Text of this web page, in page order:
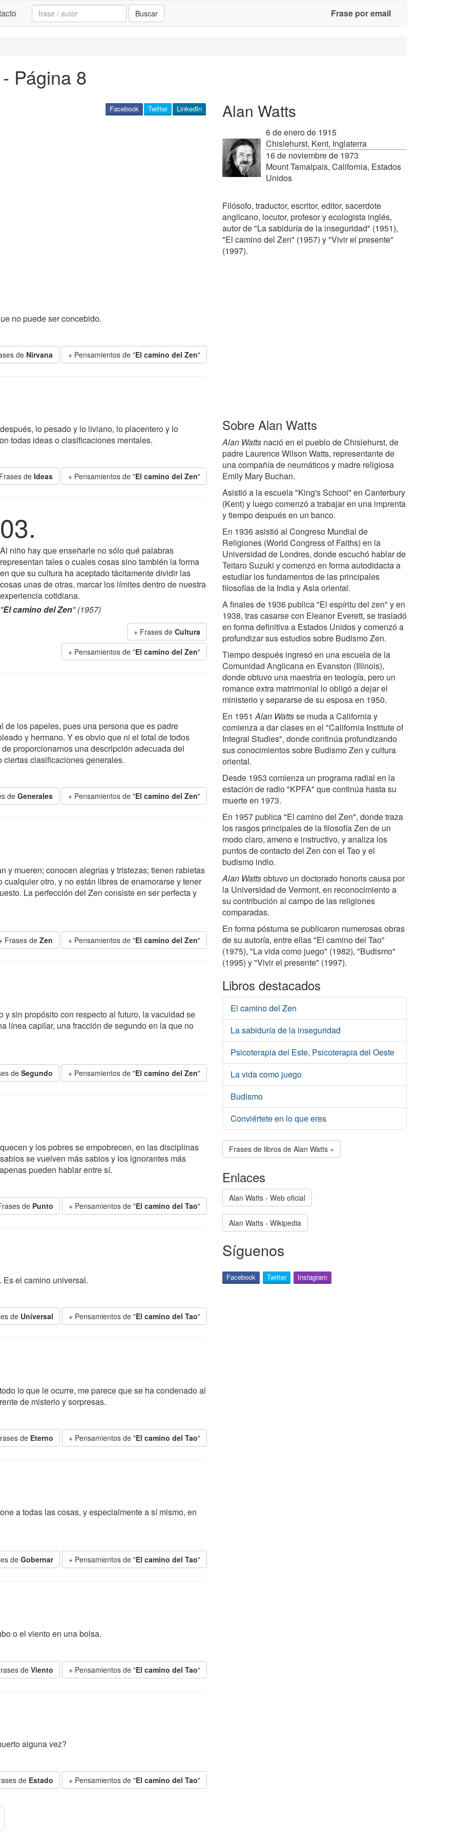
Search: Buscar Frase por email
Página 8
LinkedIn
Twitter
Facebook
no puede ser concebido.
de Nirvana + Pensamientos de "El camino del Zen"
lo pesado y lo liviano, lo placentero y lo
todas ideas o clasificaciones mentales.
de Ideas + Pensamientos de "El camino del Zen"
03.
Al niño hay que enseñarle no sólo qué palabras
representan tales o cuales cosas sino también la forma
en que su cultura ha aceptado tácitamente dividir las
cosas unas de otras, marcar los límites dentro de nuestra
experiencia cotidiana.
"El camino del Zen" (1957)
+ Frases de Cultura
+ Pensamientos de "El camino del Zen"
de los papeles, pues una persona que es padre
y hermano. Y es obvio que ni el total de todos
proporcionarnos una descripción adecuada del
clasificaciones generales.
de Generales + Pensamientos de "El camino del Zen"
y mueren; conocen alegrías y tristezas; tienen rabietas
otro, y no están libres de enamorarse y tener
La perfección del Zen consiste en ser perfecta y
Frases de Zen + Pensamientos de "El camino del Zen"
sin propósito con respecto al futuro, la vacuidad se
línea capilar, una fracción de segundo en la que no
de Segundo + Pensamientos de "El camino del Zen"
y los pobres se empobrecen, en las disciplinas
se vuelven más sabios y los ignorantes más
pueden hablar entre sí.
de Punto + Pensamientos de "El camino del Tao"
Es el camino universal.
de Universal + Pensamientos de "El camino del Tao"
lo que le ocurre, me parece que se ha condenado al
de misterio y sorpresas.
de Eterno + Pensamientos de "El camino del Tao"
a todas las cosas, y especialmente a sí mismo, en
de Gobernar + Pensamientos de "El camino del Tao"
o el viento en una bolsa.
de Viento + Pensamientos de "El camino del Tao"
alguna vez?
de Estado + Pensamientos de "El camino del Tao"
Alan Watts
6 de enero de 1915
Chislehurst, Kent, Inglaterra
16 de noviembre de 1973
Mount Tamalpais, California, Estados
Unidos
Filósofo, traductor, escritor, editor, sacerdote
anglicano, locutor, profesor y ecologista inglés,
autor de "La sabiduría de la inseguridad" (1951),
"El camino del Zen" (1957) y "Vivir el presente"
(1997).
Sobre Alan Watts
Alan Watts nació en el pueblo de Chislehurst, de
padre Laurence Wilson Watts, representante de
una compañía de neumáticos y madre religiosa
Emily Mary Buchan.
Asistió a la escuela "King's School" en Canterbury
(Kent) y luego comenzó a trabajar en una imprenta
y tiempo después en un banco.
En 1936 asistió al Congreso Mundial de
Religiones (World Congress of Faiths) en la
Universidad de Londres, donde escuchó hablar de
Teitaro Suzuki y comenzó en forma autodidacta a
estudiar los fundamentos de las principales
filosofías de la India y Asia oriental.
A finales de 1936 publica "El espíritu del zen" y en
1938, tras casarse con Eleanor Everett, se trasladó
en forma definitiva a Estados Unidos y comenzó a
profundizar sus estudios sobre Budismo Zen.
Tiempo después ingresó en una escuela de la
Comunidad Anglicana en Evanston (Illinois),
donde obtuvo una maestría en teología, pero un
romance extra matrimonial lo obligó a dejar el
ministerio y separarse de su esposa en 1950.
En 1951Alan Wattsse muda a California y
comienza a dar clases en el "California Institute of
Integral Studies", donde continúa profundizando
sus conocimientos sobre Budismo Zen y cultura
oriental.
Desde 1953 comienza un programa radial en la
estación de radio "KPFA" que continúa hasta su
muerte en 1973.
En 1957 publica "El camino del Zen", donde traza
los rasgos principales de la filosofía Zen de un
modo claro, ameno e instructivo, y analiza los
puntos de contacto del Zen con el Tao y el
budismo indio.
Alan Wattsobtuvo un doctorado honoris causa por
la Universidad de Vermont, en reconocimiento a
su contribución al campo de las religiones
comparadas.
En forma póstuma se publicaron numerosas obras
de su autoría, entre ellas "El camino del Tao"
(1975), "La vida como juego" (1982), "Budismo"
(1995) y "Vivir el presente" (1997).
Libros destacados
El camino del Zen
La sabiduría de la inseguridad
Psicoterapia del Este, Psicoterapia del Oeste
La vida como juego
Budismo
Conviértete en lo que eres
Frases de libros de Alan Watts »
Enlaces
Alan Watts - Web oficial
Alan Watts - Wikipedia
Síguenos
Facebook Twitter Instagram